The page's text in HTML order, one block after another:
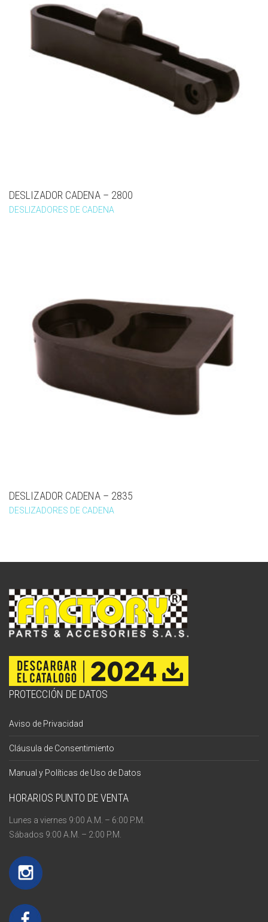
DESLIZADOR CADENA – 2800
DESLIZADORES DE CADENA
DESLIZADOR CADENA – 2835
DESLIZADORES DE CADENA
PROTECCIÓN DE DATOS
Aviso de Privacidad
Cláusula de Consentimiento
Manual y Políticas de Uso de Datos
HORARIOS PUNTO DE VENTA
Lunes a viernes 9:00 A.M. – 6:00 P.M.
Sábados 9:00 A.M. – 2:00 P.M.